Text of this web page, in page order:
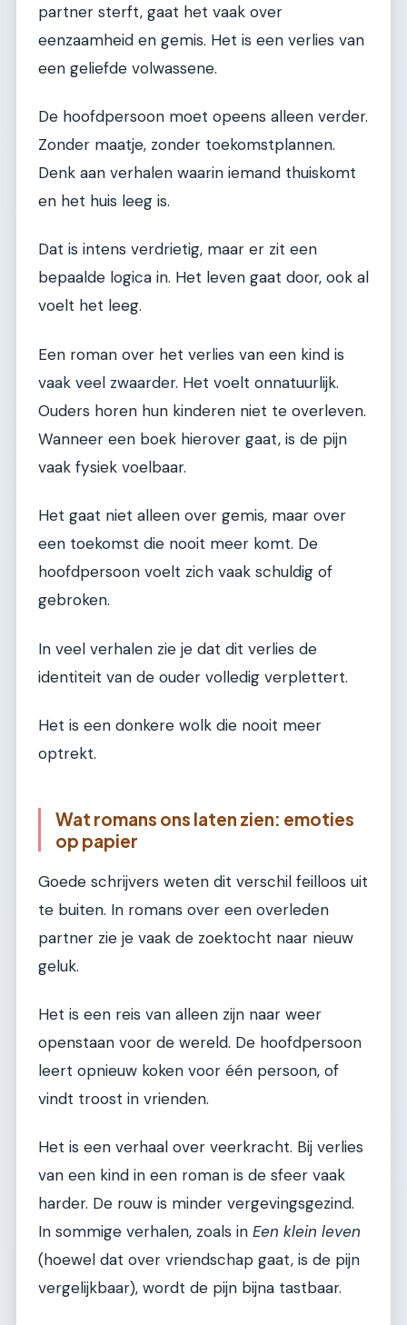
partner sterft, gaat het vaak over
eenzaamheid en gemis. Het is een verlies van
een geliefde volwassene.
De hoofdpersoon moet opeens alleen verder.
Zonder maatje, zonder toekomstplannen.
Denk aan verhalen waarin iemand thuiskomt
en het huis leeg is.
Dat is intens verdrietig, maar er zit een
bepaalde logica in. Het leven gaat door, ook al
voelt het leeg.
Een roman over het verlies van een kind is
vaak veel zwaarder. Het voelt onnatuurlijk.
Ouders horen hun kinderen niet te overleven.
Wanneer een boek hierover gaat, is de pijn
vaak fysiek voelbaar.
Het gaat niet alleen over gemis, maar over
een toekomst die nooit meer komt. De
hoofdpersoon voelt zich vaak schuldig of
gebroken.
In veel verhalen zie je dat dit verlies de
identiteit van de ouder volledig verplettert.
Het is een donkere wolk die nooit meer
optrekt.
Wat romans ons laten zien: emoties
op papier
Goede schrijvers weten dit verschil feilloos uit
te buiten. In romans over een overleden
partner zie je vaak de zoektocht naar nieuw
geluk.
Het is een reis van alleen zijn naar weer
openstaan voor de wereld. De hoofdpersoon
leert opnieuw koken voor één persoon, of
vindt troost in vrienden.
Het is een verhaal over veerkracht. Bij verlies
van een kind in een roman is de sfeer vaak
harder. De rouw is minder vergevingsgezind.
In sommige verhalen, zoals in Een klein leven
(hoewel dat over vriendschap gaat, is de pijn
vergelijkbaar), wordt de pijn bijna tastbaar.